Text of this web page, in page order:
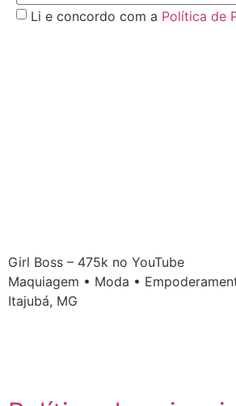
Li e concordo com a Política de
Girl Boss – 475k no YouTube
Maquiagem • Moda •
Itajubá, MG